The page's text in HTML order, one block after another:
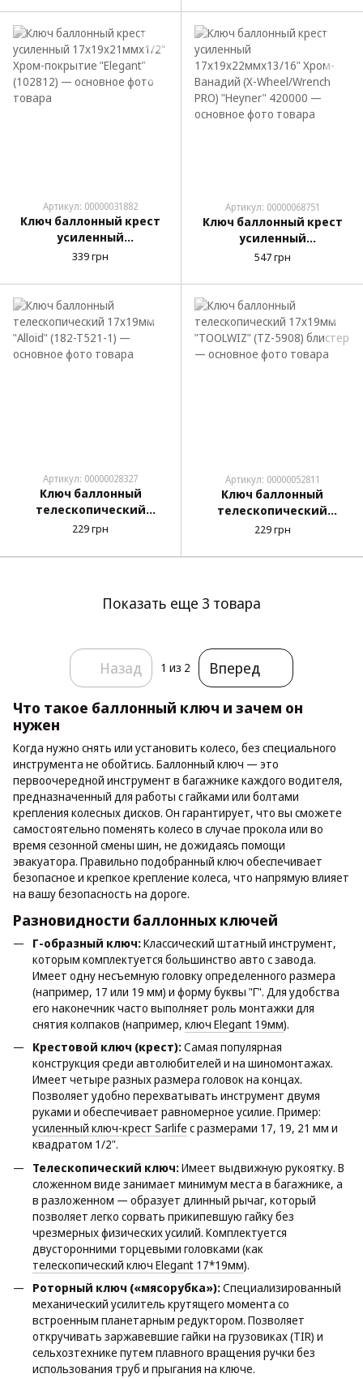
Артикул: 00000031882
Ключ баллонный крест
усиленный
17х19х21ммх1/2" Хром-
(102812)
339 грн
Артикул: 00000068751
Ключ баллонный крест
усиленный
17х19х22ммх13/16" Хром-
Wheel/Wrench PRO)
"Heyner" 420000
547 грн
Артикул: 00000028327
Ключ баллонный
телескопический
17х19мм "Alloid" (182-
229 грн
Артикул: 00000052811
Ключ баллонный
телескопический
17х19мм "TOOLWIZ" (TZ-
229 грн
Показать еще 3 товара
Назад 1 из 2 Вперед
Что такое баллонный ключ и зачем он
нужен
Когда нужно снять или установить колесо, без специального
инструмента не обойтись. Баллонный ключ — это
первоочередной инструмент в багажнике каждого водителя,
предназначенный для работы с гайками или болтами
крепления колесных дисков. Он гарантирует, что вы сможете
самостоятельно поменять колесо в случае прокола или во
время сезонной смены шин, не дожидаясь помощи
эвакуатора. Правильно подобранный ключ обеспечивает
безопасное и крепкое крепление колеса, что напрямую влияет
на вашу безопасность на дороге.
Разновидности баллонных ключей
Г-образный ключ:Классический штатный инструмент,
которым комплектуется большинство авто с завода.
Имеет одну несъемную головку определенного размера
(например, 17 или 19 мм) и форму буквы "Г". Для удобства
его наконечник часто выполняет роль монтажки для
снятия колпаков (например, ключ Elegant 19мм).
Крестовой ключ (крест):Самая популярная
конструкция среди автолюбителей и на шиномонтажах.
Имеет четыре разных размера головок на концах.
Позволяет удобно перехватывать инструмент двумя
руками и обеспечивает равномерное усилие. Пример:
усиленный ключ-крест Sarlife с размерами 17, 19, 21 мм и
квадратом 1/2".
Телескопический ключ:Имеет выдвижную рукоятку. В
сложенном виде занимает минимум места в багажнике, а
в разложенном — образует длинный рычаг, который
позволяет легко сорвать прикипевшую гайку без
чрезмерных физических усилий. Комплектуется
двусторонними торцевыми головками (как
телескопический ключ Elegant 17*19мм).
Роторный ключ («мясорубка»):Специализированный
механический усилитель крутящего момента со
встроенным планетарным редуктором. Позволяет
откручивать заржавевшие гайки на грузовиках (TIR) и
сельхозтехнике путем плавного вращения ручки без
использования труб и прыгания на ключе.